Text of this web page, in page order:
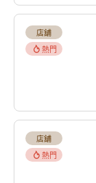
店舖
熱門
店舖
熱門